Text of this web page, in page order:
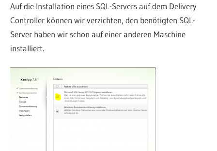
Auf die Installation eines SQL-Servers auf dem Delivery
Controller können wir verzichten, den benötigten SQL-
Server haben wir schon auf einer anderen Maschine
installiert.